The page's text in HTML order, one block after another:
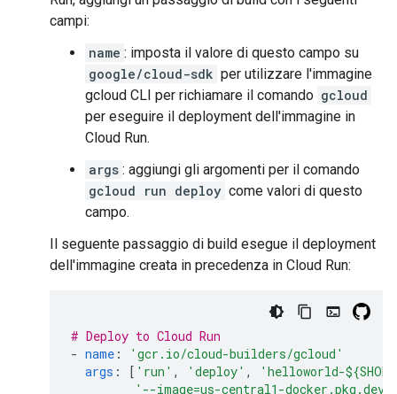
campi:
name : imposta il valore di questo campo su
google/cloud-sdk per utilizzare l'immagine
gcloud CLI per richiamare il comando gcloud
per eseguire il deployment dell'immagine in
Cloud Run.
args : aggiungi gli argomenti per il comando
gcloud run deploy come valori di questo
campo.
Il seguente passaggio di build esegue il deployment
dell'immagine creata in precedenza in Cloud Run:
# Deploy to Cloud Run
- name :
'gcr.io/cloud-builders/gcloud'
args : [ 'run' , 'deploy' ,
'helloworld-
'--image=us-central1-docker.pkg.dev/